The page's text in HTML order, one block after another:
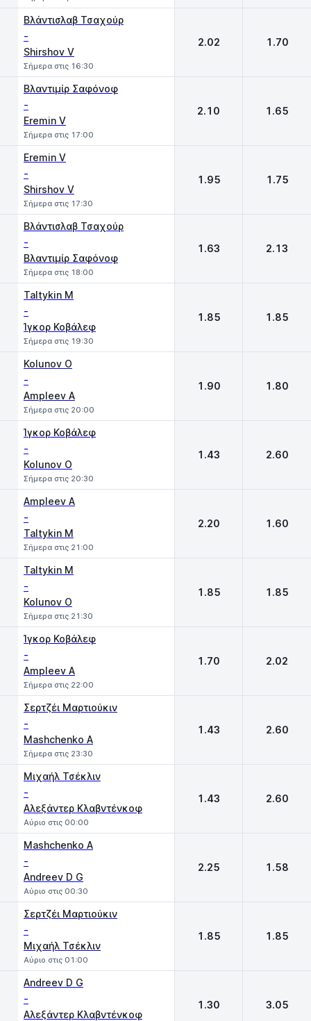
Βλάντισλαβ Τσαχούρ
-
Shirshov V
Σήμερα στις 16:30
2.02 1.70
Βλαντιμίρ Σαφόνοφ
-
Eremin V
Σήμερα στις 17:00
2.10 1.65
Eremin V
-
Shirshov V
Σήμερα στις 17:30
1.95 1.75
Βλάντισλαβ Τσαχούρ
-
Βλαντιμίρ Σαφόνοφ
Σήμερα στις 18:00
1.63 2.13
Taltykin M
-
Ίγκορ Κοβάλεφ
Σήμερα στις 19:30
1.85 1.85
Kolunov O
-
Ampleev A
Σήμερα στις 20:00
1.90 1.80
Ίγκορ Κοβάλεφ
-
Kolunov O
Σήμερα στις 20:30
1.43 2.60
Ampleev A
-
Taltykin M
Σήμερα στις 21:00
2.20 1.60
Taltykin M
-
Kolunov O
Σήμερα στις 21:30
1.85 1.85
Ίγκορ Κοβάλεφ
-
Ampleev A
Σήμερα στις 22:00
1.70 2.02
Σερτζέι Μαρτιούκιν
-
Mashchenko A
Σήμερα στις 23:30
1.43 2.60
Μιχαήλ Τσέκλιν
-
Αλεξάντερ Κλαβντένκοφ
Αύριο στις 00:00
1.43 2.60
Mashchenko A
-
Andreev D G
Αύριο στις 00:30
2.25 1.58
Σερτζέι Μαρτιούκιν
-
Μιχαήλ Τσέκλιν
Αύριο στις 01:00
1.85 1.85
Andreev D G
-
Αλεξάντερ Κλαβντένκοφ
1.30 3.05